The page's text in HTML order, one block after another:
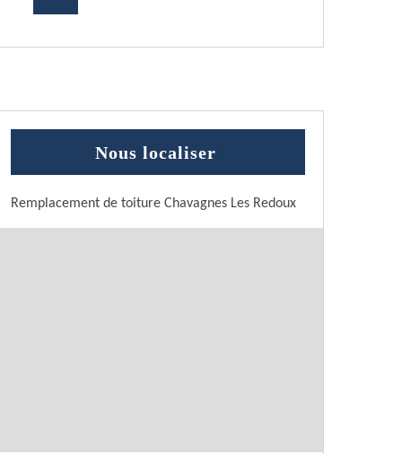
Nous localiser
Remplacement de toiture Chavagnes Les Redoux